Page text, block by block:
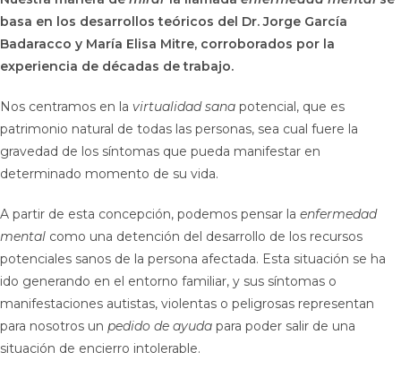
basa en los desarrollos teóricos del Dr. Jorge García
Badaracco y María Elisa Mitre, corroborados por la
experiencia de décadas de trabajo.
Nos centramos en la virtualidad sana potencial, que es
patrimonio natural de todas las personas, sea cual fuere la
gravedad de los síntomas que pueda manifestar en
determinado momento de su vida.
A partir de esta concepción, podemos pensar la enfermedad
mental como una detención del desarrollo de los recursos
potenciales sanos de la persona afectada. Esta situación se ha
ido generando en el entorno familiar, y sus síntomas o
manifestaciones autistas, violentas o peligrosas representan
para nosotros un pedido de ayuda para poder salir de una
situación de encierro intolerable.